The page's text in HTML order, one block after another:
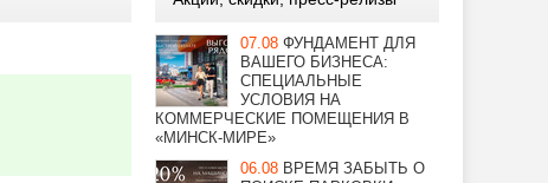
07.08 ФУНДАМЕНТ ДЛЯ
ВАШЕГО БИЗНЕСА:
СПЕЦИАЛЬНЫЕ
УСЛОВИЯ НА
КОММЕРЧЕСКИЕ ПОМЕЩЕНИЯ В
«МИНСК-МИРЕ»
06.08 ВРЕМЯ ЗАБЫТЬ О